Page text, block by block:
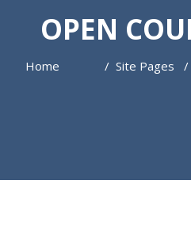
OPEN
Home Site Pages